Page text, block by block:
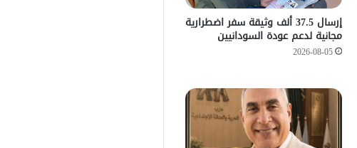
إرسال 37.5 ألف وثيقة سفر اضطرارية
مجانية لدعم عودة السودانيين
2026-08-05